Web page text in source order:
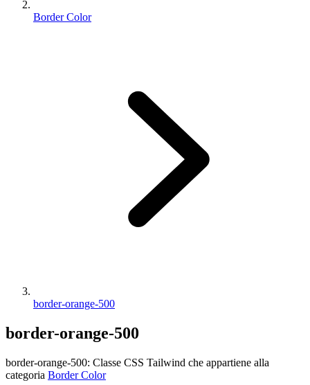
Border Color
border-orange-500
border-orange-500
border-orange-500: Classe CSS Tailwind che appartiene alla
categoria Border Color